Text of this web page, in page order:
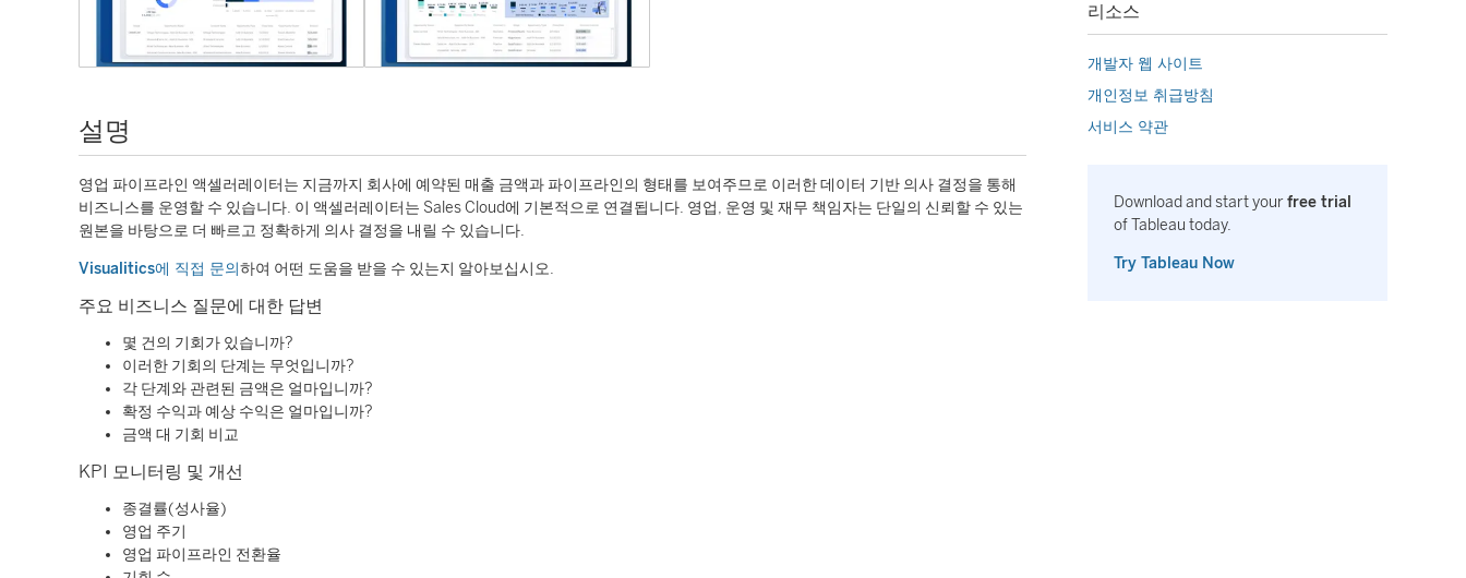
설명
영업 파이프라인 액셀러레이터는 지금까지 회사에 예약된 매출 금액과 파이프라인의 형태를 보여주므로 이러한 데이터 기반 의사 결정을 통해
비즈니스를 운영할 수 있습니다. 이 액셀러레이터는 Sales Cloud에 기본적으로 연결됩니다. 영업, 운영 및 재무 책임자는 단일의 신뢰할 수 있는
원본을 바탕으로 더 빠르고 정확하게 의사 결정을 내릴 수 있습니다.
Visualitics에 직접 문의하여 어떤 도움을 받을 수 있는지 알아보십시오.
주요 비즈니스 질문에 대한 답변
몇 건의 기회가 있습니까?
이러한 기회의 단계는 무엇입니까?
각 단계와 관련된 금액은 얼마입니까?
확정 수익과 예상 수익은 얼마입니까?
금액 대 기회 비교
KPI 모니터링 및 개선
종결률(성사율)
영업 주기
영업 파이프라인 전환율
리소스
개발자 웹 사이트
개인정보 취급방침
서비스 약관
Download and start yourfree trial
of Tableau today.
Try Tableau Now